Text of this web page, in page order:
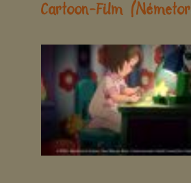
Cartoon-Film